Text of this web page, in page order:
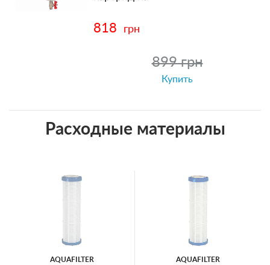
818 грн
899 грн
Купить
Расходные материалы
AQUAFILTER AQUAFILTER